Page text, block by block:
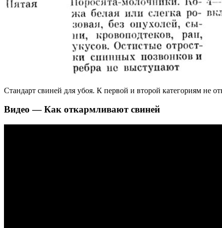
Стандарт свиней для убоя. К первой и второй категориям не
Видео — Как откармливают свиней